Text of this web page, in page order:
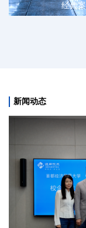
经典
新闻动态